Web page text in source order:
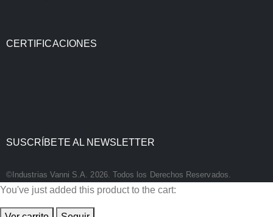
CERTIFICACIONES
SUSCRÍBETE AL NEWSLETTER
©Industrias Vanni S.A. 2026. Todos los Derechos Reservados.
You've just added this product to the cart: